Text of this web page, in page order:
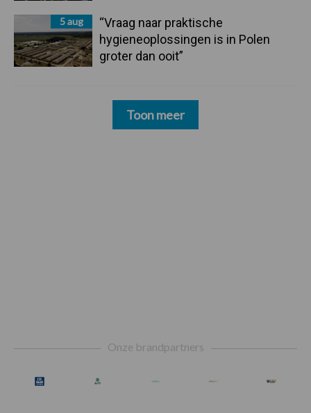
5 aug
“Vraag naar praktische
hygieneoplossingen is in Polen
groter dan ooit”
Toon meer
Onze brandpartners